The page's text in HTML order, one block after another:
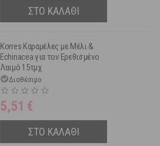
ΣΤΟ ΚΑΛΑΘΙ
Korres Καραμέλες με Μέλι &
Echinacea για τον Ερεθισμένο
Λαιμό 15τμχ
Διαθέσιμο
5,51 €
ΣΤΟ ΚΑΛΑΘΙ